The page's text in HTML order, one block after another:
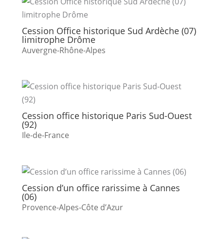
Cession Office historique Sud Ardèche (07)
limitrophe Drôme
Auvergne-Rhône-Alpes
Cession office historique Paris Sud-Ouest
(92)
Ile-de-France
Cession d’un office rarissime à Cannes
(06)
Provence-Alpes-Côte d’Azur